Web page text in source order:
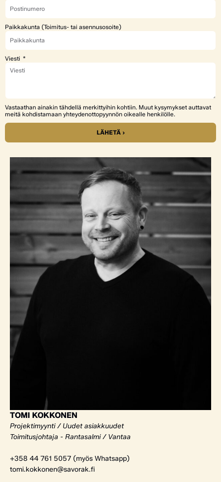
Paikkakunta (Toimitus- tai asennusosoite)
Viesti
Vastaathan ainakin tähdellä merkittyihin kohtiin. Muut kysymykset auttavat
meitä kohdistamaan yhteydenottopyynnön oikealle henkilölle.
LÄHETÄ ›
TOMI KOKKONEN
Projektimyynti / Uudet asiakkuudet
Toimitusjohtaja - Rantasalmi / Vantaa
+358 44 761 5057 (myös Whatsapp)
tomi.kokkonen@savorak.fi